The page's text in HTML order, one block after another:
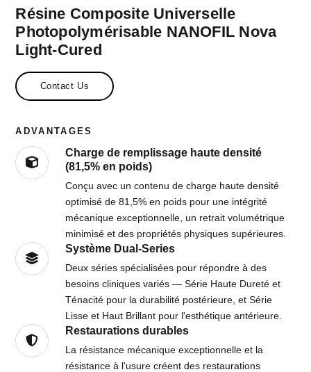
Résine Composite Universelle
Photopolymérisable NANOFIL Nova
Light-Cured
Contact Us
ADVANTAGES
Charge de remplissage haute densité
(81,5% en poids)
Conçu avec un contenu de charge haute densité
optimisé de 81,5% en poids pour une intégrité
mécanique exceptionnelle, un retrait volumétrique
minimisé et des propriétés physiques supérieures.
Système Dual-Series
Deux séries spécialisées pour répondre à des
besoins cliniques variés — Série Haute Dureté et
Ténacité pour la durabilité postérieure, et Série
Lisse et Haut Brillant pour l'esthétique antérieure.
Restaurations durables
La résistance mécanique exceptionnelle et la
résistance à l'usure créent des restaurations